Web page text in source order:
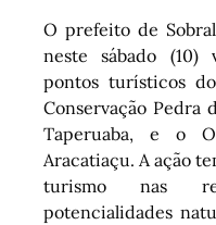
O prefeito de
neste sábado (10)
pontos turísticos
Conservação Pedra
Taperuaba, e o
Aracatiaçu. A ação
turismo nas
potencialidades